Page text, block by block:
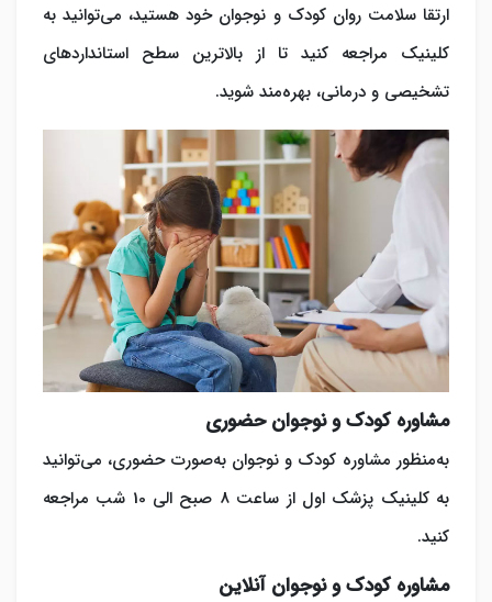
ارتقا سلامت روان کودک و نوجوان خود هستید، می‌توانید به
کلینیک مراجعه کنید تا از بالاترین سطح استانداردهای
تشخیصی و درمانی، بهره‌مند شوید.
مشاوره کودک و نوجوان حضوری
به‌منظور مشاوره کودک و نوجوان به‌صورت حضوری، می‌توانید
به کلینیک پزشک اول از ساعت 8 صبح الی 10 شب مراجعه
کنید.
مشاوره کودک و نوجوان آنلاین